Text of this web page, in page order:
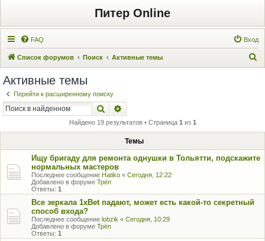
Питер Online
FAQ Вход
Список форумов Поиск Активные темы
Активные темы
Перейти к расширенному поиску
Поиск
Найдено 19 результатов • Страница 1 из 1
Темы
Ищу бригаду для ремонта однушки в Тольятти, подскажите
нормальных мастеров
Последнее сообщение Hatiko « Сегодня, 12:22
Добавлено в форуме Трёп
Ответы: 1
Все зеркала 1xBet падают, может есть какой-то секретный
способ входа?
Последнее сообщение lobzik « Сегодня, 10:29
Добавлено в форуме Трёп
Ответы: 1